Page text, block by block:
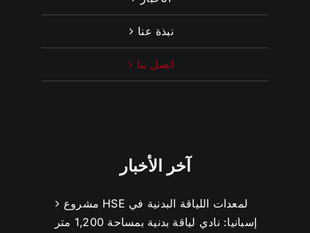
نبذة عنا
اتصل بنا
آخر الأخبار
مشروع HSE لمعدات اللياقة البدنية في
إسبانيا: نادي لياقة بدنية بمساحة 1,200 متر